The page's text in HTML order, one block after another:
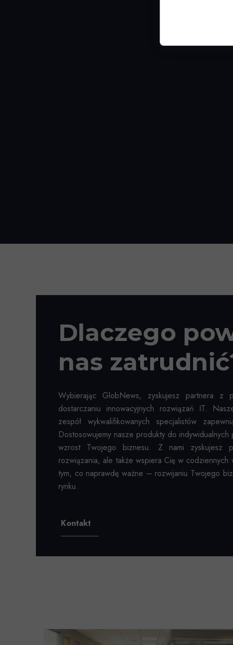
Wybierając GlobNews, zyskujesz partnera z
dostarczaniu innowacyjnych rozwiązań IT.
zespół wykwalifikowanych specjalistów
Dostosowujemy nasze produkty do
wzrost Twojego biznesu. Z nami zyskujesz
rozwiązania, ale także wspiera Cię w codziennych
tym, co naprawdę ważne – rozwijaniu Twojego
rynku.
Kontakt
Dlaczego
nas